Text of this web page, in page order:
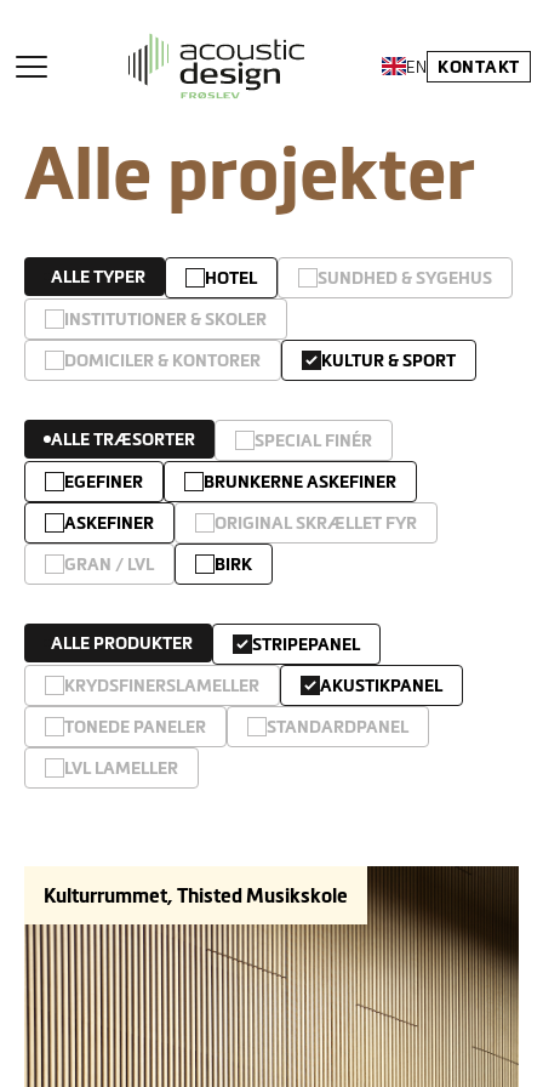
EN KONTAKT
Alle projekter
ALLE TYPER HOTEL
SUNDHED & SYGEHUS
INSTITUTIONER & SKOLER
DOMICILER & KONTORER
KULTUR & SPORT
ALLE TRÆSORTER
SPECIAL FINÉR
EGEFINER
BRUNKERNE ASKEFINER
ASKEFINER
ORIGINAL SKRÆLLET FYR
GRAN / LVL
BIRK
ALLE PRODUKTER
STRIPEPANEL
KRYDSFINERSLAMELLER
AKUSTIKPANEL
TONEDE PANELER
STANDARDPANEL
LVL LAMELLER
Kulturrummet, Thisted Musikskole